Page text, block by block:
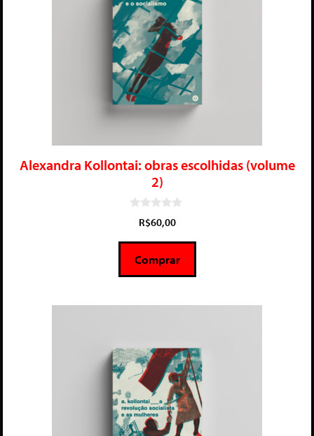
Alexandra Kollontai: obras escolhidas (volume
2)
5
R$60,00
Comprar